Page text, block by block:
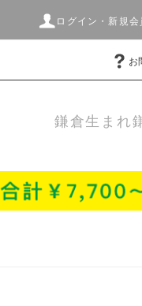
ログイン・新規会
お
鎌倉生まれ